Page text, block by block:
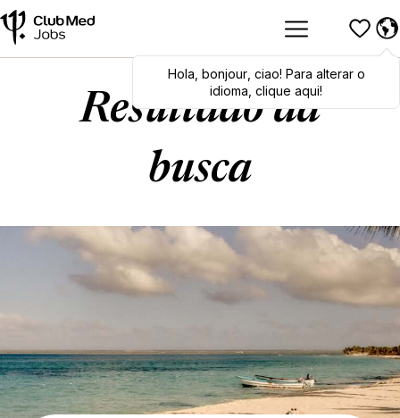
Hola bonjour, ciao! Para alterar o
idioma, clique aqui!
Resultado da
busca